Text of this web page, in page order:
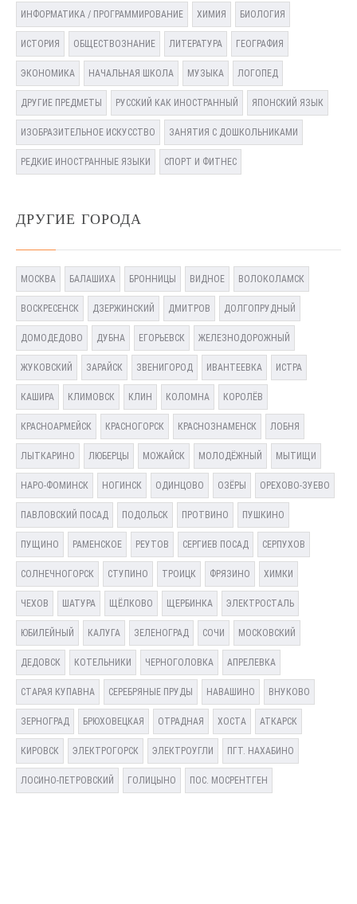
ИНФОРМАТИКА / ПРОГРАММИРОВАНИЕ ХИМИЯ БИОЛОГИЯ
ИСТОРИЯ ОБЩЕСТВОЗНАНИЕ ЛИТЕРАТУРА ГЕОГРАФИЯ
ЭКОНОМИКА НАЧАЛЬНАЯ ШКОЛА МУЗЫКА ЛОГОПЕД
ДРУГИЕ ПРЕДМЕТЫ РУССКИЙ КАК ИНОСТРАННЫЙ ЯПОНСКИЙ ЯЗЫК
ИЗОБРАЗИТЕЛЬНОЕ ИСКУССТВО ЗАНЯТИЯ С ДОШКОЛЬНИКАМИ
РЕДКИЕ ИНОСТРАННЫЕ ЯЗЫКИ СПОРТ И ФИТНЕС
ДРУГИЕ ГОРОДА
МОСКВА БАЛАШИХА БРОННИЦЫ ВИДНОЕ ВОЛОКОЛАМСК
ВОСКРЕСЕНСК ДЗЕРЖИНСКИЙ ДМИТРОВ ДОЛГОПРУДНЫЙ
ДОМОДЕДОВО ДУБНА ЕГОРЬЕВСК ЖЕЛЕЗНОДОРОЖНЫЙ
ЖУКОВСКИЙ ЗАРАЙСК ЗВЕНИГОРОД ИВАНТЕЕВКА ИСТРА
КАШИРА КЛИМОВСК КЛИН КОЛОМНА КОРОЛЁВ
КРАСНОАРМЕЙСК КРАСНОГОРСК КРАСНОЗНАМЕНСК ЛОБНЯ
ЛЫТКАРИНО ЛЮБЕРЦЫ МОЖАЙСК МОЛОДЁЖНЫЙ МЫТИЩИ
НАРО-ФОМИНСК НОГИНСК ОДИНЦОВО ОЗЁРЫ ОРЕХОВО-ЗУЕВО
ПАВЛОВСКИЙ ПОСАД ПОДОЛЬСК ПРОТВИНО ПУШКИНО
ПУЩИНО РАМЕНСКОЕ РЕУТОВ СЕРГИЕВ ПОСАД СЕРПУХОВ
СОЛНЕЧНОГОРСК СТУПИНО ТРОИЦК ФРЯЗИНО ХИМКИ
ЧЕХОВ ШАТУРА ЩЁЛКОВО ЩЕРБИНКА ЭЛЕКТРОСТАЛЬ
ЮБИЛЕЙНЫЙ КАЛУГА ЗЕЛЕНОГРАД СОЧИ МОСКОВСКИЙ
ДЕДОВСК КОТЕЛЬНИКИ ЧЕРНОГОЛОВКА АПРЕЛЕВКА
СТАРАЯ КУПАВНА СЕРЕБРЯНЫЕ ПРУДЫ НАВАШИНО ВНУКОВО
ЗЕРНОГРАД БРЮХОВЕЦКАЯ ОТРАДНАЯ ХОСТА АТКАРСК
КИРОВСК ЭЛЕКТРОГОРСК ЭЛЕКТРОУГЛИ ПГТ. НАХАБИНО
ЛОСИНО-ПЕТРОВСКИЙ ГОЛИЦЫНО ПОС. МОСРЕНТГЕН